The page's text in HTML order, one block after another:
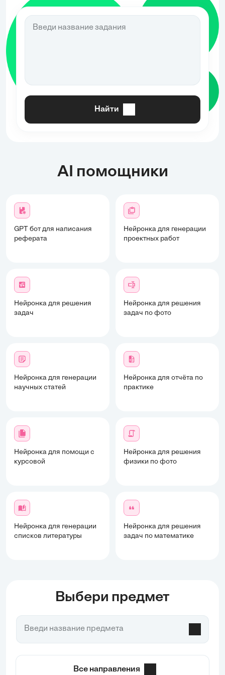
Найти
AI помощники
GPT бот для написания
реферата
Нейронка для генерации
проектных работ
Нейронка для решения
задач
Нейронка для решения
задач по фото
Нейронка для генерации
научных статей
Нейронка для отчёта по
практике
Нейронка для помощи с
курсовой
Нейронка для решения
физики по фото
Нейронка для генерации
списков литературы
Нейронка для решения
задач по математике
Выбери предмет
Все направления